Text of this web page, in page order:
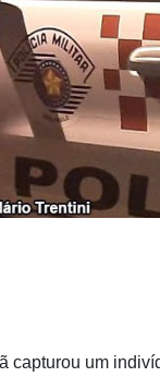
capturou um